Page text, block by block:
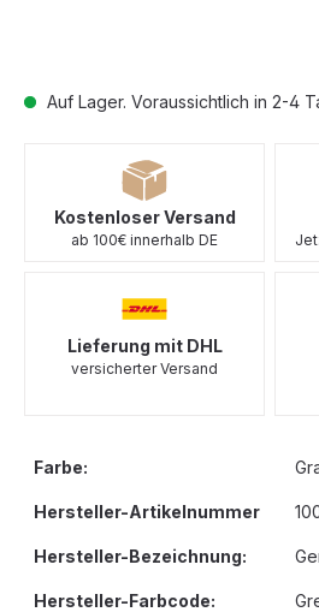
Auf Lager. Voraussichtlich in 2-4
Kostenloser Versand
ab 100€ innerhalb DE
Lieferung mit DHL
versicherter Versand
Farbe:
Hersteller-Artikelnummer
Hersteller-Bezeichnung:
Hersteller-Farbcode: